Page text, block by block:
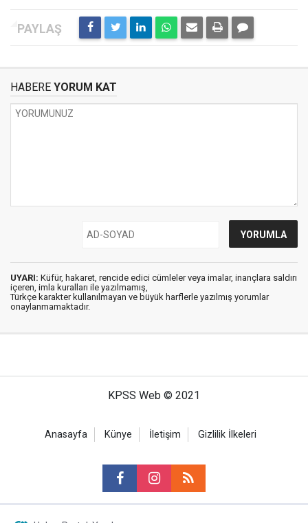
HABERE YORUM KAT
UYARI: Küfür, hakaret, rencide edici cümleler veya imalar, inançlara saldırı
içeren, imla kuralları ile yazılmamış,
Türkçe karakter kullanılmayan ve büyük harflerle yazılmış yorumlar
onaylanmamaktadır.
KPSS Web © 2021
Anasayfa Künye İletişim Gizlilik İlkeleri